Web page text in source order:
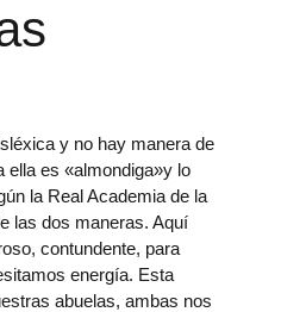
y no hay manera de
ella es «almondiga»y lo
la Real Academia de la
las dos maneras. Aquí
contundente, para
energía. Esta
abuelas, ambas nos